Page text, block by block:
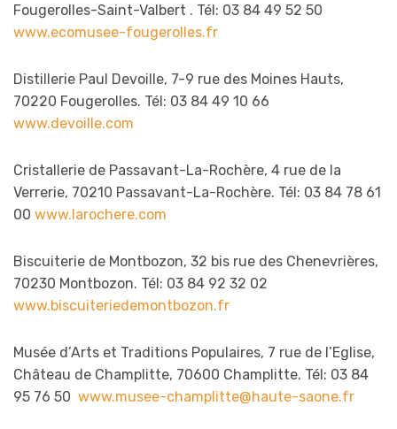
Fougerolles-Saint-Valbert . Tél: 03 84 49 52 50
www.ecomusee-fougerolles.fr
Distillerie Paul Devoille, 7-9 rue des Moines Hauts,
70220 Fougerolles. Tél: 03 84 49 10 66
www.devoille.com
Cristallerie de Passavant-La-Rochère, 4 rue de la
Verrerie, 70210 Passavant-La-Rochère. Tél: 03 84 78 61
00 www.larochere.com
Biscuiterie de Montbozon, 32 bis rue des Chenevrières,
70230 Montbozon. Tél: 03 84 92 32 02
www.biscuiteriedemontbozon.fr
Musée d’Arts et Traditions Populaires, 7 rue de l’Eglise,
Château de Champlitte, 70600 Champlitte. Tél: 03 84
95 76 50 www.musee-champlitte@haute-saone.fr